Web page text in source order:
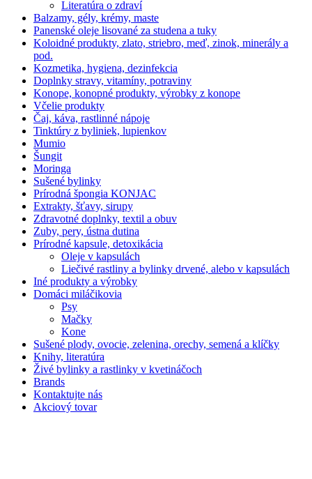
Literatúra o zdraví
Balzamy, gély, krémy, maste
Panenské oleje lisované za studena a tuky
Koloidné produkty, zlato, striebro, meď, zinok, minerály a
pod.
Kozmetika, hygiena, dezinfekcia
Doplnky stravy, vitamíny, potraviny
Konope, konopné produkty, výrobky z konope
Včelie produkty
Čaj, káva, rastlinné nápoje
Tinktúry z byliniek, lupienkov
Mumio
Šungit
Moringa
Sušené bylinky
Prírodná špongia KONJAC
Extrakty, šťavy, sirupy
Zdravotné doplnky, textil a obuv
Zuby, pery, ústna dutina
Prírodné kapsule, detoxikácia
Oleje v kapsulách
Liečivé rastliny a bylinky drvené, alebo v kapsulách
Iné produkty a výrobky
Domáci miláčikovia
Psy
Mačky
Kone
Sušené plody, ovocie, zelenina, orechy, semená a klíčky
Knihy, literatúra
Živé bylinky a rastlinky v kvetináčoch
Brands
Kontaktujte nás
Akciový tovar